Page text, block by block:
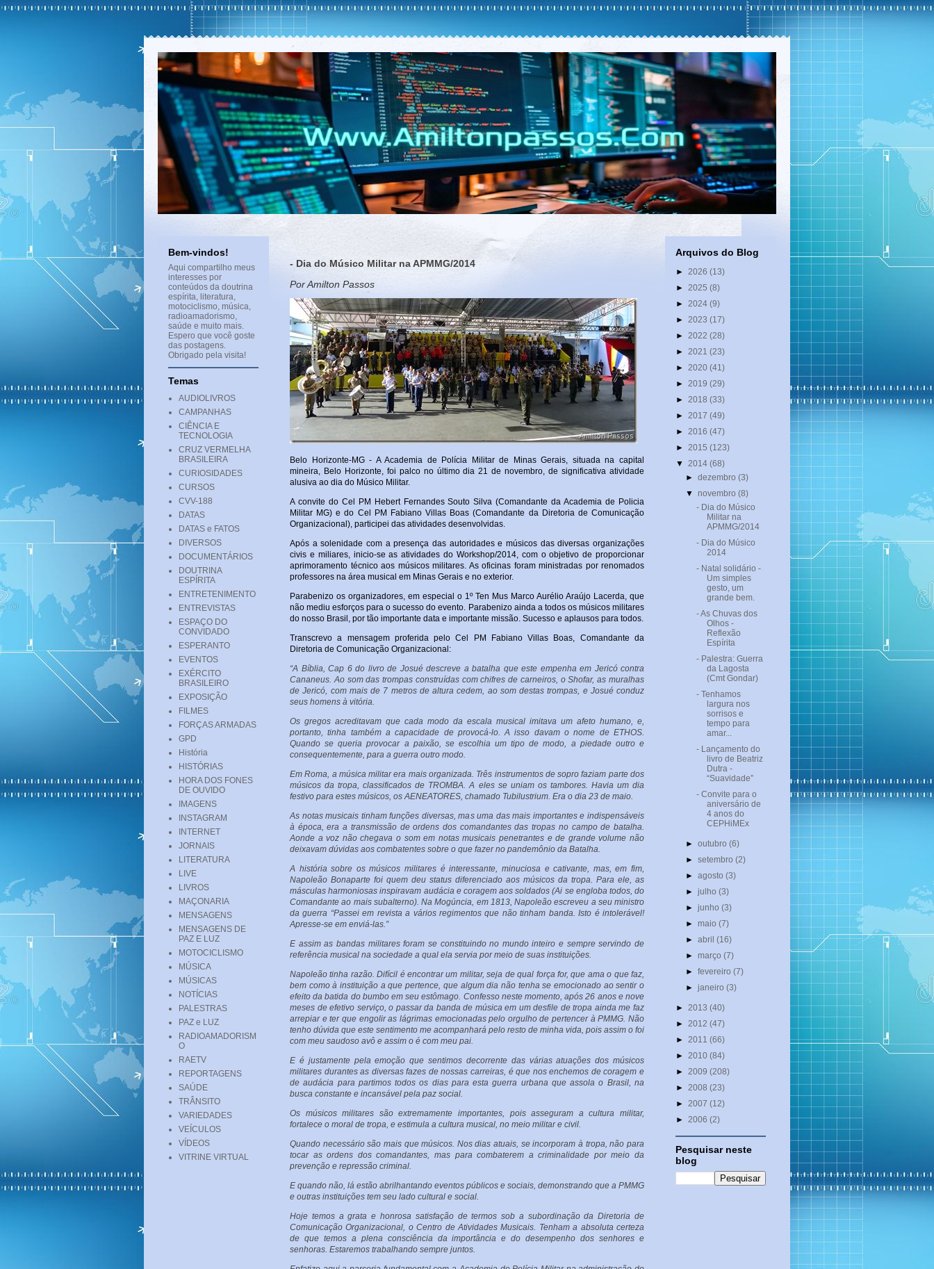
- Dia do Músico Militar na APMMG/2014
Por Amilton Passos
Belo Horizonte-MG - A Academia de Polícia Militar de Minas Gerais, situada na capital
mineira, Belo Horizonte, foi palco no último dia 21 de novembro, de significativa atividade
alusiva ao dia do Músico Militar.
A convite do Cel PM Hebert Fernandes Souto Silva (Comandante da Academia de Policia
Militar MG) e do Cel PM Fabiano Villas Boas (Comandante da Diretoria de Comunicação
Organizacional), participei das atividades desenvolvidas.
Após a solenidade com a presença das autoridades e músicos das diversas organizações
civis e miliares, inicio-se as atividades do Workshop/2014, com o objetivo de proporcionar
aprimoramento técnico aos músicos militares. As oficinas foram ministradas por renomados
professores na área musical em Minas Gerais e no exterior.
Parabenizo os organizadores, em especial o 1º Ten Mus Marco Aurélio Araújo Lacerda, que
não mediu esforços para o sucesso do evento. Parabenizo ainda a todos os músicos militares
do nosso Brasil, por tão importante data e importante missão. Sucesso e aplausos para todos.
Transcrevo a mensagem proferida pelo Cel PM Fabiano Villas Boas, Comandante da
Diretoria de Comunicação Organizacional:
“A Bíblia, Cap 6 do livro de Josué descreve a batalha que este empenha em Jericó contra
Cananeus. Ao som das trompas construídas com chifres de carneiros, o Shofar, as muralhas
de Jericó, com mais de 7 metros de altura cedem, ao som destas trompas, e Josué conduz
seus homens à vitória.
Os gregos acreditavam que cada modo da escala musical imitava um afeto humano, e,
portanto, tinha também a capacidade de provocá-lo. A isso davam o nome de ETHOS.
Quando se queria provocar a paixão, se escolhia um tipo de modo, a piedade outro e
consequentemente, para a guerra outro modo.
Em Roma, a música militar era mais organizada. Três instrumentos de sopro faziam parte dos
músicos da tropa, classificados de TROMBA. A eles se uniam os tambores. Havia um dia
festivo para estes músicos, os AENEATORES, chamado Tubilustrium. Era o dia 23 de maio.
As notas musicais tinham funções diversas, mas uma das mais importantes e indispensáveis
à época, era a transmissão de ordens dos comandantes das tropas no campo de batalha.
Aonde a voz não chegava o som em notas musicais penetrantes e de grande volume não
deixavam dúvidas aos combatentes sobre o que fazer no pandemônio da Batalha.
A história sobre os músicos militares é interessante, minuciosa e cativante, mas, em fim,
Napoleão Bonaparte foi quem deu status diferenciado aos músicos da tropa. Para ele, as
másculas harmoniosas inspiravam audácia e coragem aos soldados (Ai se engloba todos, do
Comandante ao mais subalterno). Na Mogúncia, em 1813, Napoleão escreveu a seu ministro
da guerra “Passei em revista a vários regimentos que não tinham banda. Isto é intolerável!
Apresse-se em enviá-las.”
E assim as bandas militares foram se constituindo no mundo inteiro e sempre servindo de
referência musical na sociedade a qual ela servia por meio de suas instituições.
Napoleão tinha razão. Difícil é encontrar um militar, seja de qual força for, que ama o que faz,
bem como à instituição a que pertence, que algum dia não tenha se emocionado ao sentir o
efeito da batida do bumbo em seu estômago. Confesso neste momento, após 26 anos e nove
meses de efetivo serviço, o passar da banda de música em um desfile de tropa ainda me faz
arrepiar e ter que engolir as lágrimas emocionadas pelo orgulho de pertencer à PMMG. Não
tenho dúvida que este sentimento me acompanhará pelo resto de minha vida, pois assim o foi
com meu saudoso avô e assim o é com meu pai.
E é justamente pela emoção que sentimos decorrente das várias atuações dos músicos
militares durantes as diversas fazes de nossas carreiras, é que nos enchemos de coragem e
de audácia para partimos todos os dias para esta guerra urbana que assola o Brasil, na
busca constante e incansável pela paz social.
Os músicos militares são extremamente importantes, pois asseguram a cultura militar,
fortalece o moral de tropa, e estimula a cultura musical, no meio militar e civil.
Quando necessário são mais que músicos. Nos dias atuais, se incorporam à tropa, não para
tocar as ordens dos comandantes, mas para combaterem a criminalidade por meio da
prevenção e repressão criminal.
E quando não, lá estão abrilhantando eventos públicos e sociais, demonstrando que a PMMG
e outras instituições tem seu lado cultural e social.
Hoje temos a grata e honrosa satisfação de termos sob a subordinação da Diretoria de
Comunicação Organizacional, o Centro de Atividades Musicais. Tenham a absoluta certeza
de que temos a plena consciência da importância e do desempenho dos senhores e
senhoras. Estaremos trabalhando sempre juntos.
Bem-vindos!
Aqui compartilho meus
interesses por
conteúdos da doutrina
espírita, literatura,
motociclismo, música,
radioamadorismo,
saúde e muito mais.
Espero que você goste
das postagens.
Obrigado pela visita!
Temas
AUDIOLIVROS
CAMPANHAS
CIÊNCIA E
TECNOLOGIA
CRUZ VERMELHA
BRASILEIRA
CURIOSIDADES
CURSOS
CVV-188
DATAS
DATAS e FATOS
DIVERSOS
DOCUMENTÁRIOS
DOUTRINA
ESPÍRITA
ENTRETENIMENTO
ENTREVISTAS
ESPAÇO DO
CONVIDADO
ESPERANTO
EVENTOS
EXÉRCITO
BRASILEIRO
EXPOSIÇÃO
FILMES
FORÇAS ARMADAS
GPD
História
HISTÓRIAS
HORA DOS FONES
DE OUVIDO
IMAGENS
INSTAGRAM
INTERNET
JORNAIS
LITERATURA
LIVE
LIVROS
MAÇONARIA
MENSAGENS
MENSAGENS DE
PAZ E LUZ
MOTOCICLISMO
MÚSICA
MÚSICAS
NOTÍCIAS
PALESTRAS
PAZ e LUZ
RADIOAMADORISM
O
RAETV
REPORTAGENS
SAÚDE
TRÂNSITO
VARIEDADES
VEÍCULOS
VÍDEOS
VITRINE VIRTUAL
Arquivos do Blog
► 2026 (13)
► 2025 (8)
► 2024 (9)
► 2023 (17)
► 2022 (28)
► 2021 (23)
► 2020 (41)
► 2019 (29)
► 2018 (33)
► 2017 (49)
► 2016 (47)
► 2015 (123)
▼ 2014 (68)
►dezembro(3)
▼novembro(8)
- Dia do Músico
Militar na
APMMG/2014
- Dia do Músico
2014
- Natal solidário -
Um simples
gesto, um
grande bem.
- As Chuvas dos
Olhos -
Reflexão
Espírita
- Palestra: Guerra
da Lagosta
(Cmt Gondar)
- Tenhamos
largura nos
sorrisos e
tempo para
amar...
- Lançamento do
livro de Beatriz
Dutra -
“Suavidade”
- Convite para o
aniversário de
4 anos do
CEPHiMEx
►outubro(6)
►setembro(2)
►agosto(3)
►julho(3)
►junho(3)
►maio(7)
►abril(16)
►março(7)
►fevereiro(7)
►janeiro(3)
► 2013 (40)
► 2012 (47)
► 2011 (66)
► 2010 (84)
► 2009 (208)
► 2008 (23)
► 2007 (12)
► 2006 (2)
Pesquisar neste
blog